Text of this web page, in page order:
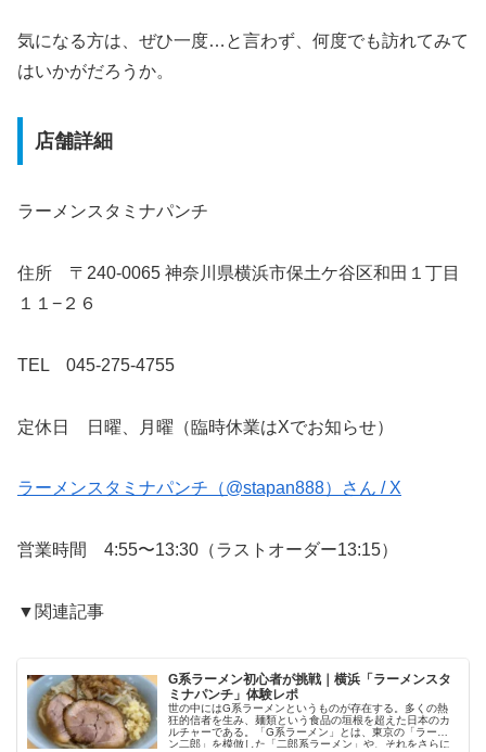
気になる方は、ぜひ一度…と言わず、何度でも訪れてみて
はいかがだろうか。
店舗詳細
ラーメンスタミナパンチ
住所 〒240-0065 神奈川県横浜市保土ケ谷区和田１丁目
１１−２６
TEL 045-275-4755
定休日 日曜、月曜（臨時休業はXでお知らせ）
ラーメンスタミナパンチ（@stapan888）さん / X
営業時間 4:55〜13:30（ラストオーダー13:15）
▼関連記事
G系ラーメン初心者が挑戦｜横浜「ラーメンスタ
ミナパンチ」体験レポ
世の中にはG系ラーメンというものが存在する。多くの熱
狂的信者を生み、麺類という食品の垣根を超えた日本のカ
ルチャーである。「G系ラーメン」とは、東京の「ラーメ
ン二郎」を模倣した「二郎系ラーメン」や、それをさらに